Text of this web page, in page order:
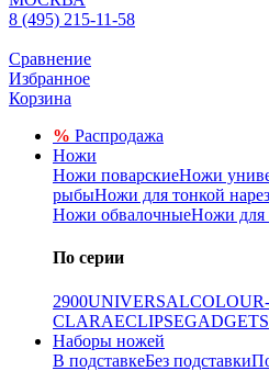
8 (495) 215-11-58
Сравнение
Избранное
Корзина
% Распродажа
Ножи
Ножи поварскиеНожи
рыбыНожи для тонкой
Ножи обвалочныеНожи для
По серии
2900UNIVERSAL
CLARAECLIPSEGADGETS
Наборы ножей
В подставкеБез подставки